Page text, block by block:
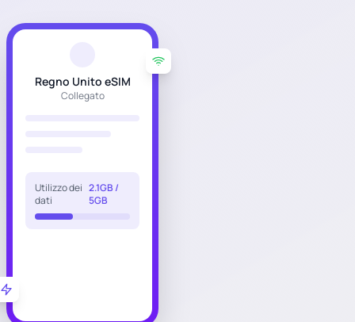
Regno Unito eSIM
Collegato
Utilizzo dei
dati
2.1GB /
5GB